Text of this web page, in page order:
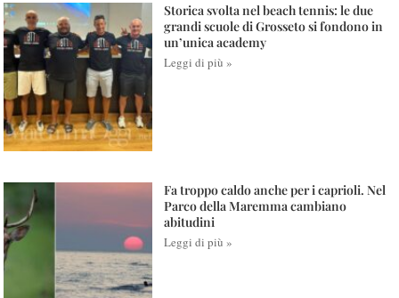
Storica svolta nel beach tennis: le due
grandi scuole di Grosseto si fondono in
un’unica academy
Leggi di più »
Fa troppo caldo anche per i caprioli. Nel
Parco della Maremma cambiano
abitudini
Leggi di più »